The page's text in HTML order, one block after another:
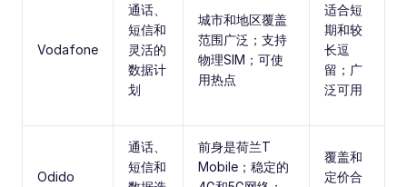
Vodafone
通话、
短信和
灵活的
数据计
划
城市和地区覆盖
范围广泛；支持
物理SIM；可使
用热点
适合短
期和较
长逗
留；广
泛可用
Odido
通话、
短信和
前身是荷兰T
Mobile；稳定的
覆盖和
定价合